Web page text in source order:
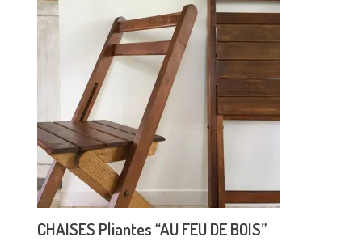
CHAISES Pliantes “AU FEU DE BOIS”